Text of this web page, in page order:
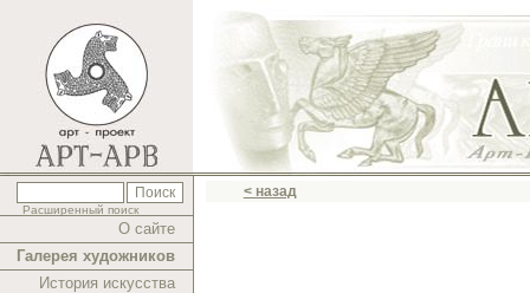
Расширенный поиск
О сайте
Галерея художников
История искусства
< назад